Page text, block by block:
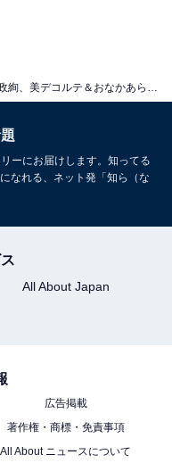
ーにお届けします。知ってる
なれる、ネット発「知ら（な
All About Japan
広告掲載
著作権・商標・免責事項
All About ニュースについて